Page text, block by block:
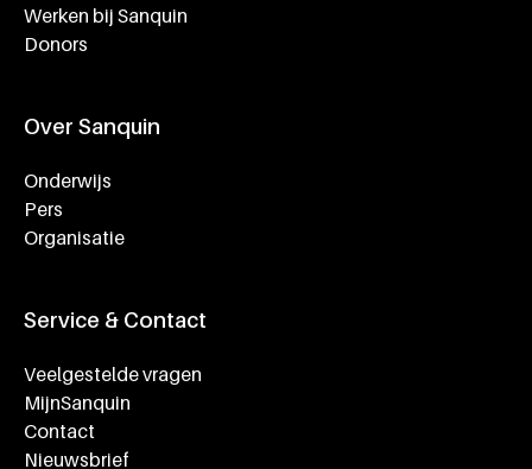
Werken bij Sanquin
Donors
Over Sanquin
Onderwijs
Pers
Organisatie
Service & Contact
Veelgestelde vragen
MijnSanquin
Contact
Nieuwsbrief